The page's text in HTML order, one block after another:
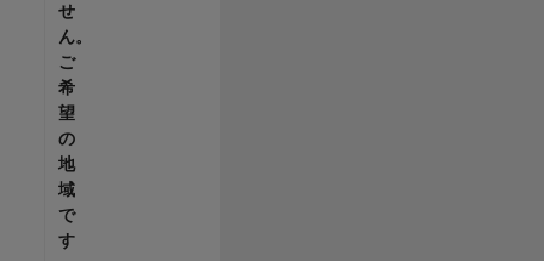
せ
ん。
ご
希
望
の
地
域
で
す